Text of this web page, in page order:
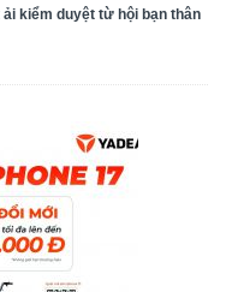
kiểm duyệt từ hội bạn thân